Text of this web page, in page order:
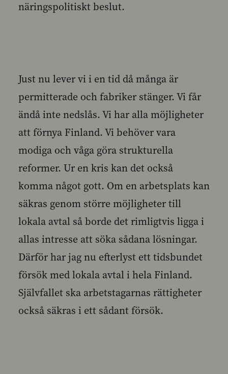
näringspolitiskt beslut.
Just nu lever vi i en tid då många är
permitterade och fabriker stänger. Vi får
ändå inte nedslås. Vi har alla möjligheter
att förnya Finland. Vi behöver vara
modiga och våga göra strukturella
reformer. Ur en kris kan det också
komma något gott. Om en arbetsplats kan
säkras genom större möjligheter till
lokala avtal så borde det rimligtvis ligga i
allas intresse att söka sådana lösningar.
Därför har jag nu efterlyst ett tidsbundet
försök med lokala avtal i hela Finland.
Självfallet ska arbetstagarnas rättigheter
också säkras i ett sådant försök.